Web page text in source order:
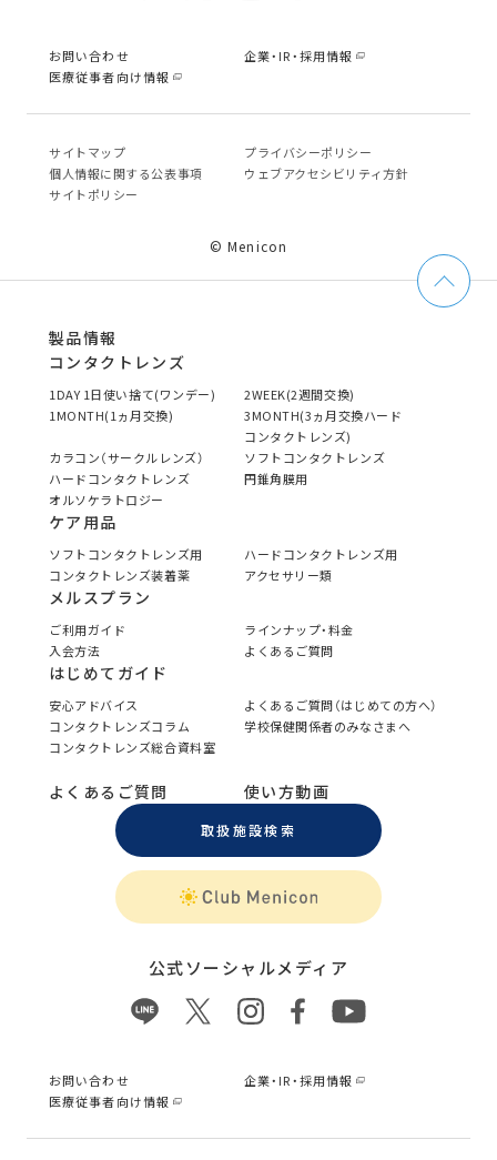
お問い合わせ
企業・IR・採用情報
医療従事者向け情報
サイトマップ
プライバシーポリシー
個⼈情報に関する公表事項
ウェブアクセシビリティ方針
サイトポリシー
© Menicon
製品情報
コンタクトレンズ
1DAY 1日使い捨て(ワンデー)
2WEEK(2週間交換)
1MONTH(1ヵ月交換)
3MONTH(3ヵ月交換ハード
コンタクトレンズ)
カラコン（サークルレンズ）
ソフトコンタクトレンズ
ハードコンタクトレンズ
円錐角膜用
オルソケラトロジー
ケア用品
ソフトコンタクトレンズ用
ハードコンタクトレンズ用
コンタクトレンズ装着薬
アクセサリー類
メルスプラン
ご利用ガイド
ラインナップ・料金
入会方法
よくあるご質問
はじめてガイド
安心アドバイス
よくあるご質問（はじめての方へ）
コンタクトレンズコラム
学校保健関係者のみなさまへ
コンタクトレンズ総合資料室
よくあるご質問 使い方動画
取扱施設検索
公式ソーシャルメディア
お問い合わせ
企業・IR・採用情報
医療従事者向け情報